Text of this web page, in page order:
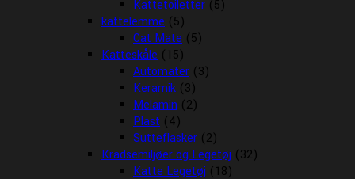
Kattetoiletter (5)
kattelemme (5)
Cat Mate (5)
Katteskåle (15)
Automater (3)
Keramik (3)
Melamin (2)
Plast (4)
Sutteflasker (2)
Kradsemiljøer og Legetøj (32)
Katte Legetøj (18)